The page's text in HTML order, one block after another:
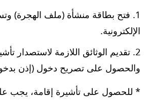
فتح بطاقة منشأة (ملف الهجرة)
الإلكترونية.
تقديم الوثائق اللازمة لاستصدار
والحصول على تصريح دخول (إذن
* للحصول على تأشيرة إقامة، يجب